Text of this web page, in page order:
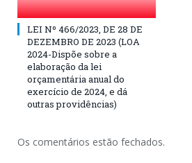
LEI Nº 466/2023, DE 28 DE
DEZEMBRO DE 2023 (LOA
2024-Dispõe sobre a
elaboração da lei
orçamentária anual do
exercício de 2024, e dá
outras providências)
Os comentários estão fechados.